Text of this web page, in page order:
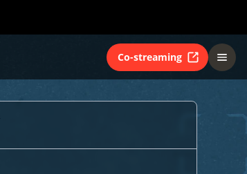
Co-streaming